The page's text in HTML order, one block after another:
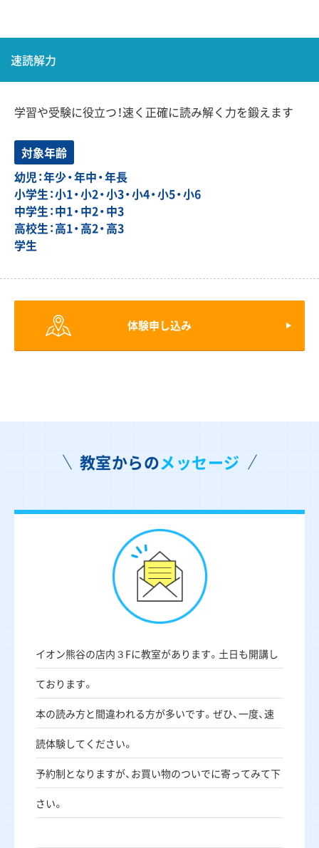
速読解力
学習や受験に役立つ！速く正確に読み解く力を鍛えます
対象年齢
幼児：年少・年中・年長
小学生：小1・小2・小3・小4・小5・小6
中学生：中1・中2・中3
高校生：高1・高2・高3
学生
体験申し込み
教室からのメッセージ
イオン熊谷の店内３Fに教室があります。土日も開講し
ております。
本の読み方と間違われる方が多いです。ぜひ、一度、速
読体験してください。
予約制となりますが、お買い物のついでに寄ってみて下
さい。